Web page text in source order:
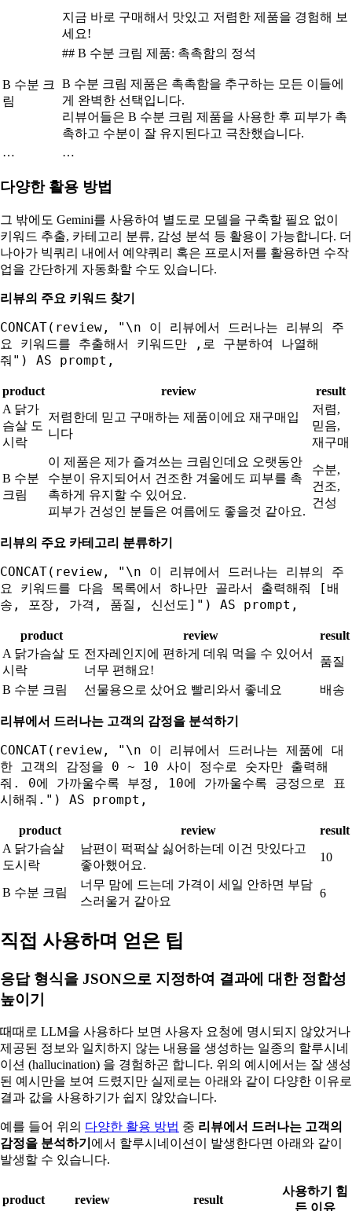
지금 바로 구매해서 맛있고 저렴한 제품을 경험해 보
세요!
B 수분 크
림
## B 수분 크림 제품: 촉촉함의 정석
B 수분 크림 제품은 촉촉함을 추구하는 모든 이들에
게 완벽한 선택입니다.
리뷰어들은 B 수분 크림 제품을 사용한 후 피부가 촉
촉하고 수분이 잘 유지된다고 극찬했습니다.
…
…
다양한 활용 방법
그 밖에도 Gemini를 사용하여 별도로 모델을 구축할 필요 없이
키워드 추출, 카테고리 분류, 감성 분석 등 활용이 가능합니다. 더
나아가 빅쿼리 내에서 예약쿼리 혹은 프로시저를 활용하면 수작
업을 간단하게 자동화할 수도 있습니다.
리뷰의 주요 키워드 찾기
CONCAT(review, "\n 이 리뷰에서 드러나는 리뷰의 주
요 키워드를 추출해서 키워드만 ,로 구분하여 나열해
줘") AS prompt,
product review
result
A 닭가
슴살 도
시락
저렴한데 믿고 구매하는 제품이에요 재구매입
니다
저렴,
믿음,
재구매
B 수분
크림
이 제품은 제가 즐겨쓰는 크림인데요 오랫동안
수분이 유지되어서 건조한 겨울에도 피부를 촉
촉하게 유지할 수 있어요.
피부가 건성인 분들은 여름에도 좋을것 같아요.
수분,
건조,
건성
리뷰의 주요 카테고리 분류하기
CONCAT(review, "\n 이 리뷰에서 드러나는 리뷰의 주
요 키워드를 다음 목록에서 하나만 골라서 출력해줘 [배
송, 포장, 가격, 품질, 신선도]") AS prompt,
product review
result
A 닭가슴살 도
시락
전자레인지에 편하게 데워 먹을 수 있어서
너무 편해요!
품질
B 수분 크림 선물용으로 샀어요 빨리와서 좋네요 배송
리뷰에서 드러나는 고객의 감정을 분석하기
CONCAT(review, "\n 이 리뷰에서 드러나는 제품에 대
한 고객의 감정을 0 ~ 10 사이 정수로 숫자만 출력해
줘. 0에 가까울수록 부정, 10에 가까울수록 긍정으로 표
시해줘.") AS prompt,
product review
result
A 닭가슴살
도시락
남편이 퍽퍽살 싫어하는데 이건 맛있다고
좋아했어요.
10
B 수분 크림
너무 맘에 드는데 가격이 세일 안하면 부담
스러울거 같아요
6
직접 사용하며 얻은 팁
응답 형식을 JSON으로 지정하여 결과에 대한 정합성
높이기
때때로 LLM을 사용하다 보면 사용자 요청에 명시되지 않았거나
제공된 정보와 일치하지 않는 내용을 생성하는 일종의 할루시네
이션 (hallucination) 을 경험하곤 합니다. 위의 예시에서는 잘 생성
된 예시만을 보여 드렸지만 실제로는 아래와 같이 다양한 이유로
결과 값을 사용하기가 쉽지 않았습니다.
예를 들어 위의 다양한 활용 방법 중 리뷰에서 드러나는 고객의
감정을 분석하기 에서 할루시네이션이 발생한다면 아래와 같이
발생할 수 있습니다.
product review result
사용하기 힘
든 이유